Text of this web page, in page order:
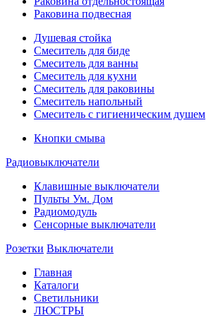
Раковина подвесная
Душевая стойка
Смеситель для биде
Смеситель для ванны
Смеситель для кухни
Смеситель для раковины
Смеситель напольный
Смеситель с гигиеническим душем
Кнопки смыва
Радиовыключатели
Клавишные выключатели
Пульты Ум. Дом
Радиомодуль
Сенсорные выключатели
Розетки Выключатели
Главная
Каталоги
Светильники
ЛЮСТРЫ